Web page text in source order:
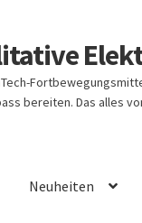
bereiten. Das alles
Neuheiten